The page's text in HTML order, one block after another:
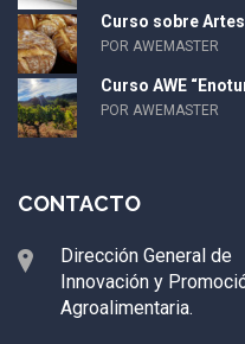
Curso sobre
POR AWEMASTER
Curso AWE
POR AWEMASTER
CONTACTO
Dirección General de
Innovación y
Agroalimentaria.